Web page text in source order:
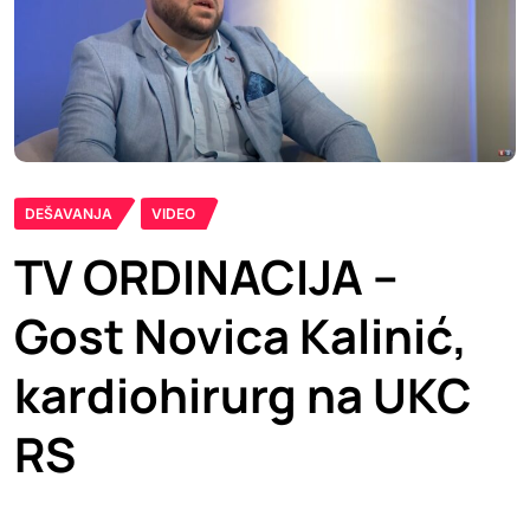
DEŠAVANJA VIDEO
TV ORDINACIJA –
Gost Novica Kalinić,
kardiohirurg na UKC
RS